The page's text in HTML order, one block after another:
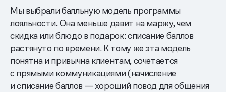
Мы выбрали балльную модель программы
лояльности. Она меньше давит на маржу, чем
скидка или блюдо в подарок: списание баллов
растянуто по времени. К тому же эта модель
понятна и привычна клиентам, сочетается
с прямыми коммуникациями (начисление
и списание баллов — хороший повод для общения